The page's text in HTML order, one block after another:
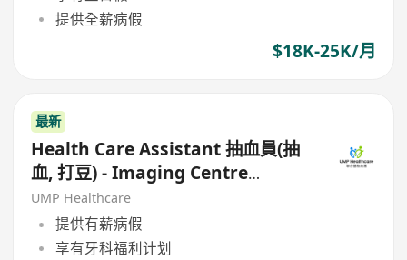
提供全薪病假
$18K-25K/月
最新
Health Care Assistant 抽血員(抽
血, 打豆) - Imaging Centre
(Kowloon/HK Island)
UMP Healthcare
提供有薪病假
享有牙科福利计划